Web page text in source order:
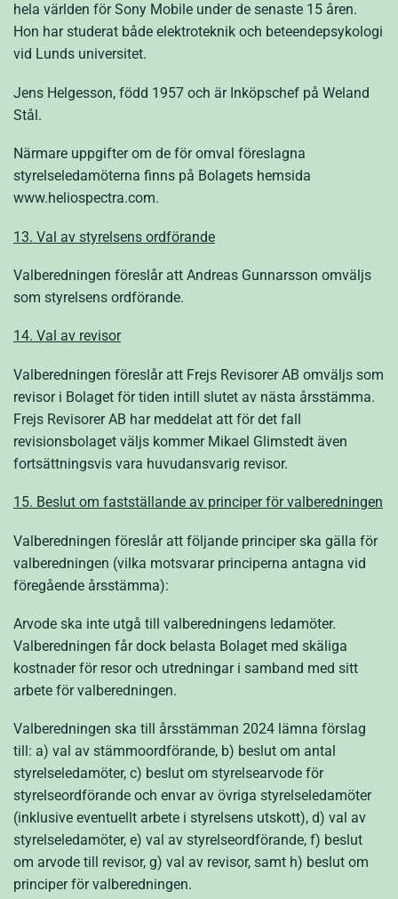
hela världen för Sony Mobile under de senaste 15 åren.
Hon har studerat både elektroteknik och beteendepsykologi
vid Lunds universitet.
Jens Helgesson, född 1957 och är Inköpschef på Weland
Stål.
Närmare uppgifter om de för omval föreslagna
styrelseledamöterna finns på Bolagets hemsida
www.heliospectra.com.
13. Val av styrelsens ordförande
Valberedningen föreslår att Andreas Gunnarsson omväljs
som styrelsens ordförande.
14. Val av revisor
Valberedningen föreslår att Frejs Revisorer AB omväljs som
revisor i Bolaget för tiden intill slutet av nästa årsstämma.
Frejs Revisorer AB har meddelat att för det fall
revisionsbolaget väljs kommer Mikael Glimstedt även
fortsättningsvis vara huvudansvarig revisor.
15. Beslut om fastställande av principer för valberedningen
Valberedningen föreslår att följande principer ska gälla för
valberedningen (vilka motsvarar principerna antagna vid
föregående årsstämma):
Arvode ska inte utgå till valberedningens ledamöter.
Valberedningen får dock belasta Bolaget med skäliga
kostnader för resor och utredningar i samband med sitt
arbete för valberedningen.
Valberedningen ska till årsstämman 2024 lämna förslag
till: a) val av stämmoordförande, b) beslut om antal
styrelseledamöter, c) beslut om styrelsearvode för
styrelseordförande och envar av övriga styrelseledamöter
(inklusive eventuellt arbete i styrelsens utskott), d) val av
styrelseledamöter, e) val av styrelseordförande, f) beslut
om arvode till revisor, g) val av revisor, samt h) beslut om
principer för valberedningen.